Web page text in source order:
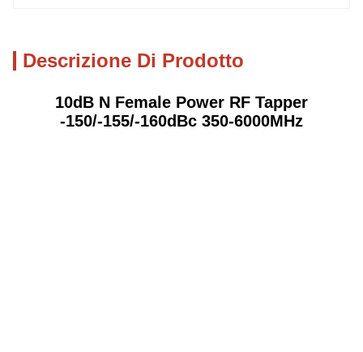
Descrizione Di Prodotto
10dB N Female Power RF Tapper
-150/-155/-160dBc 350-6000MHz